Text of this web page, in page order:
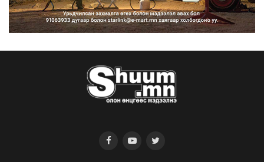
2026/08/06
Автомашины улсын дугаар тэгш
тоогоор төгссөн бол ө...